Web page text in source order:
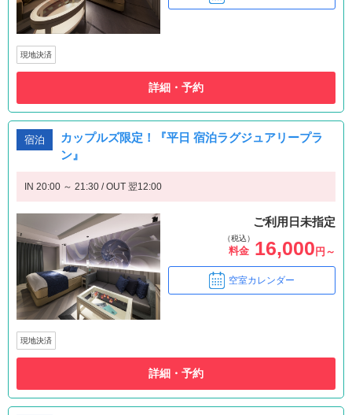
現地決済
詳細・予約
宿泊
カップルズ限定！『平日 宿泊ラグジュアリープラ
ン』
IN 20:00 ～ 21:30 / OUT 翌12:00
ご利用日未指定
（税込）
料金 16,000円～
空室カレンダー
現地決済
詳細・予約